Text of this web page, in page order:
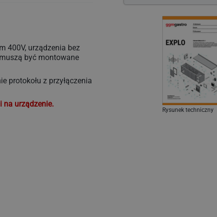
400V, urządzenia bez
być montowane
protokołu z przyłączenia
na urządzenie.
Rysunek techniczny